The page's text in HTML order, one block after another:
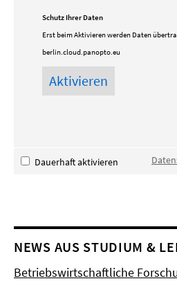
Schutz Ihrer Daten
Erst beim Aktivieren werden Daten
berlin.cloud.panopto.eu
Dauerhaft aktivieren
NEWS AUS STUDIUM &
Betriebswirtschaftliche